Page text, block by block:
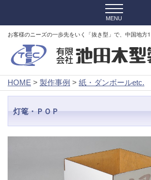
お客様のニーズの一歩先をいく「抜き型」で、中国地方1
HOME > 製作事例 > 紙・ダンボールetc.
灯篭・ＰＯＰ